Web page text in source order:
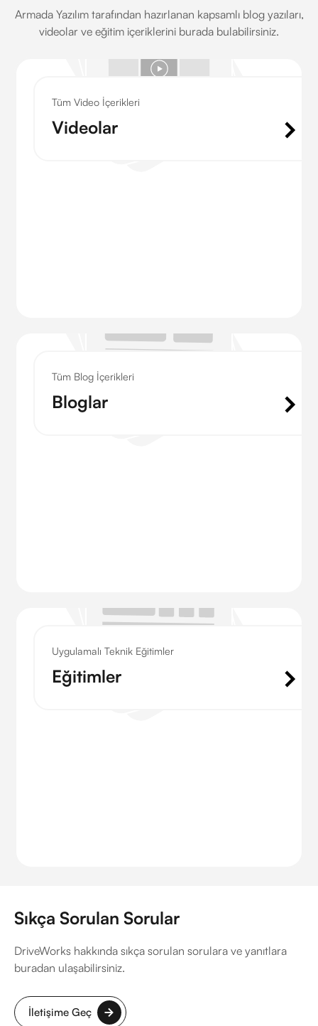
Armada Yazılım tarafından hazırlanan kapsamlı blog yazıları,
videolar ve eğitim içeriklerini burada bulabilirsiniz.
Tüm Video İçerikleri
Videolar
Tüm Blog İçerikleri
Bloglar
Uygulamalı Teknik Eğitimler
Eğitimler
Sıkça Sorulan Sorular
DriveWorks hakkında sıkça sorulan sorulara ve yanıtlara
buradan ulaşabilirsiniz.
İletişime Geç